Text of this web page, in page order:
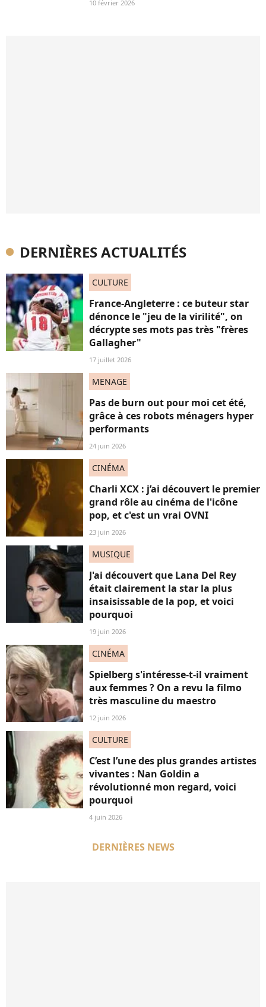
10 février 2026
DERNIÈRES ACTUALITÉS
CULTURE
France-Angleterre : ce buteur star
dénonce le "jeu de la virilité", on
décrypte ses mots pas très "frères
Gallagher"
17 juillet 2026
MENAGE
Pas de burn out pour moi cet été,
grâce à ces robots ménagers hyper
performants
24 juin 2026
CINÉMA
Charli XCX : j’ai découvert le premier
grand rôle au cinéma de l'icône
pop, et c'est un vrai OVNI
23 juin 2026
MUSIQUE
J'ai découvert que Lana Del Rey
était clairement la star la plus
insaisissable de la pop, et voici
pourquoi
19 juin 2026
CINÉMA
Spielberg s'intéresse-t-il vraiment
aux femmes ? On a revu la filmo
très masculine du maestro
12 juin 2026
CULTURE
C’est l’une des plus grandes artistes
vivantes : Nan Goldin a
révolutionné mon regard, voici
pourquoi
4 juin 2026
DERNIÈRES NEWS